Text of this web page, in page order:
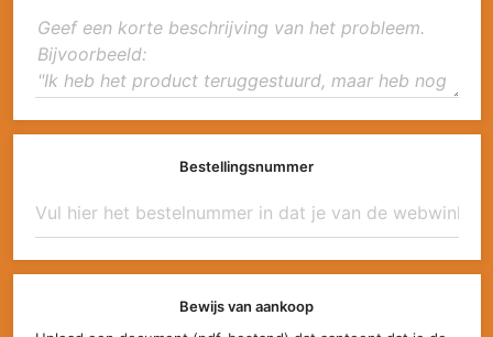
Bestellingsnummer
Bewijs van aankoop